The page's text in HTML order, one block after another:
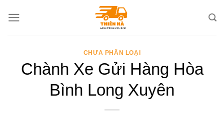
CHƯA PHÂN LOẠI
Chành Xe Gửi Hàng Hòa
Bình Long Xuyên